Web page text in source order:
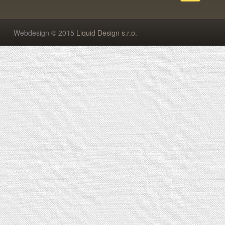
Webdesign © 2015 Liquid Design s.r.o.